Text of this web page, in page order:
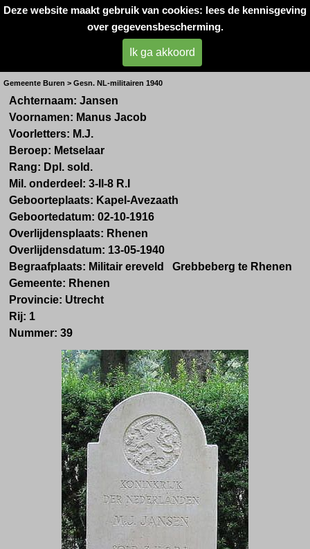
Deze website maakt gebruik van cookies: lees de kennisgeving
over gegevensbescherming.
Ik ga akkoord
Oorlogsslachtoffers
West- Betuwe
Gemeente Buren > Gesn. NL-militairen 1940
Achternaam: Jansen
Voornamen: Manus Jacob
Voorletters: M.J.
Beroep: Metselaar
Rang: Dpl. sold.
Mil. onderdeel: 3-II-8 R.I
Geboorteplaats: Kapel-Avezaath
Geboortedatum: 02-10-1916
Overlijdensplaats: Rhenen
Overlijdensdatum: 13-05-1940
Begraafplaats: Militair ereveld Grebbeberg te Rhenen
Gemeente: Rhenen
Provincie: Utrecht
Rij: 1
Nummer: 39